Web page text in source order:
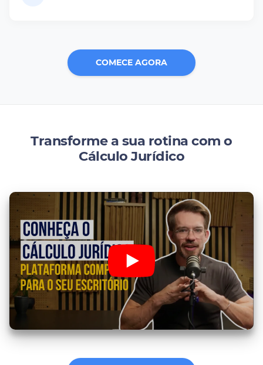
COMECE AGORA
Transforme a sua rotina com o
Cálculo Jurídico